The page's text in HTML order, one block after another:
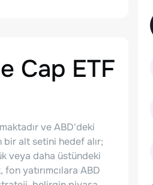
Cap ETF
ve ABD'deki
bir alt setini hedef alır;
veya daha üstündeki
yatırımcılara ABD